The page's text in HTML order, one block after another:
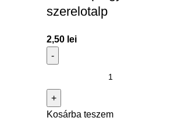
szerelotalp
2,50 lei
Kosárba teszem